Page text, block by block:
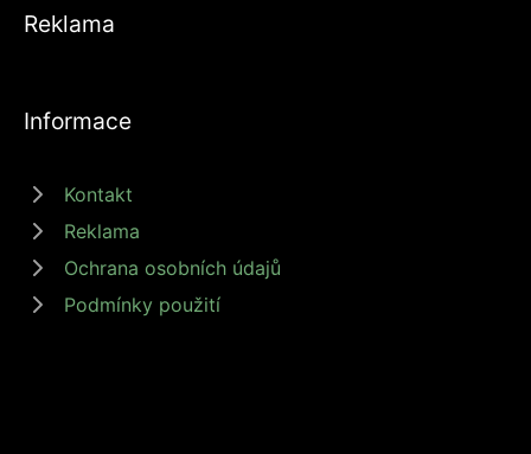
Reklama
Informace
Kontakt
Reklama
Ochrana osobních údajů
Podmínky použití